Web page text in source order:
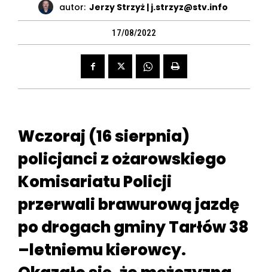
autor: Jerzy Strzyż | j.strzyz@stv.info
17/08/2022
Wczoraj (16 sierpnia)
policjanci z ożarowskiego
Komisariatu Policji
przerwali brawurową jazdę
po drogach gminy Tarłów 38
–letniemu kierowcy.